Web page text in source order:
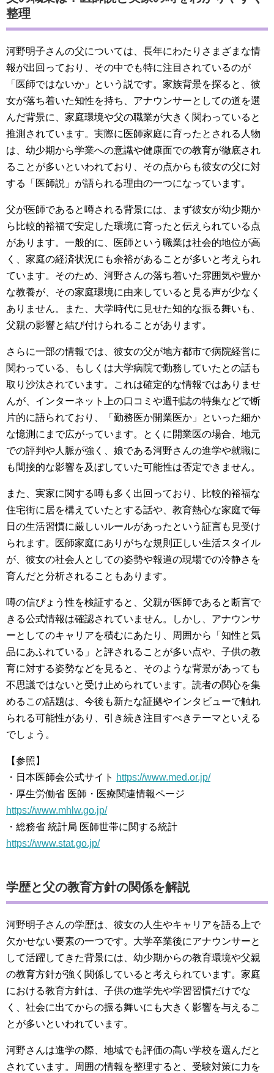
整理
河野明子さんの父については、長年にわたりさまざまな情
報が出回っており、その中でも特に注目されているのが
「医師ではないか」という説です。家族背景を探ると、彼
女が落ち着いた知性を持ち、アナウンサーとしての道を選
んだ背景に、家庭環境や父の職業が大きく関わっていると
推測されています。実際に医師家庭に育ったとされる人物
は、幼少期から学業への意識や健康面での教育が徹底され
ることが多いといわれており、その点からも彼女の父に対
する「医師説」が語られる理由の一つになっています。
父が医師であると噂される背景には、まず彼女が幼少期か
ら比較的裕福で安定した環境に育ったと伝えられている点
があります。一般的に、医師という職業は社会的地位が高
く、家庭の経済状況にも余裕があることが多いと考えられ
ています。そのため、河野さんの落ち着いた雰囲気や豊か
な教養が、その家庭環境に由来していると見る声が少なく
ありません。また、大学時代に見せた知的な振る舞いも、
父親の影響と結び付けられることがあります。
さらに一部の情報では、彼女の父が地方都市で病院経営に
関わっている、もしくは大学病院で勤務していたとの話も
取り沙汰されています。これは確定的な情報ではありませ
んが、インターネット上の口コミや週刊誌の特集などで断
片的に語られており、「勤務医か開業医か」といった細か
な憶測にまで広がっています。とくに開業医の場合、地元
での評判や人脈が強く、娘である河野さんの進学や就職に
も間接的な影響を及ぼしていた可能性は否定できません。
また、実家に関する噂も多く出回っており、比較的裕福な
住宅街に居を構えていたとする話や、教育熱心な家庭で毎
日の生活習慣に厳しいルールがあったという証言も見受け
られます。医師家庭にありがちな規則正しい生活スタイル
が、彼女の社会人としての姿勢や報道の現場での冷静さを
育んだと分析されることもあります。
噂の信ぴょう性を検証すると、父親が医師であると断言で
きる公式情報は確認されていません。しかし、アナウンサ
ーとしてのキャリアを積むにあたり、周囲から「知性と気
品にあふれている」と評されることが多い点や、子供の教
育に対する姿勢などを見ると、そのような背景があっても
不思議ではないと受け止められています。読者の関心を集
めるこの話題は、今後も新たな証拠やインタビューで触れ
られる可能性があり、引き続き注目すべきテーマといえる
でしょう。
【参照】
・日本医師会公式サイト https://www.med.or.jp/
・厚生労働省 医師・医療関連情報ページ
https://www.mhlw.go.jp/
・総務省 統計局 医師世帯に関する統計
https://www.stat.go.jp/
学歴と父の教育方針の関係を解説
河野明子さんの学歴は、彼女の人生やキャリアを語る上で
欠かせない要素の一つです。大学卒業後にアナウンサーと
して活躍してきた背景には、幼少期からの教育環境や父親
の教育方針が強く関係していると考えられています。家庭
における教育方針は、子供の進学先や学習習慣だけでな
く、社会に出てからの振る舞いにも大きく影響を与えるこ
とが多いといわれています。
河野さんは進学の際、地域でも評価の高い学校を選んだと
されています。周囲の情報を整理すると、受験対策に力を